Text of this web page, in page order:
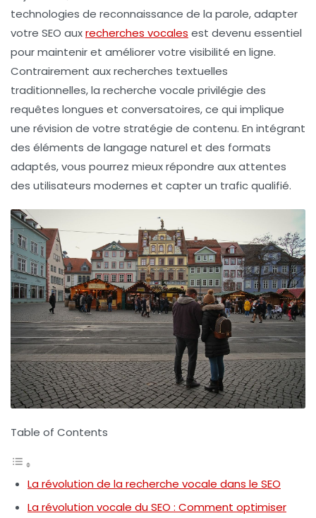
technologies de reconnaissance de la parole,adapter
votre SEO auxrecherches vocales est devenu essentiel
pour maintenir et améliorer votre visibilité en ligne.
Contrairement aux recherches textuelles
traditionnelles, la recherche vocale privilégie des
requêtes longues et conversatoires, ce qui implique
une révision de votre stratégie de contenu. En intégrant
des éléments de langage naturel et des formats
adaptés, vous pourrez mieux répondre aux attentes
des utilisateurs modernes et capter un trafic qualifié.
Table of Contents
La révolution de la recherche vocale dans le SEO
La révolution vocale du SEO : Comment optimiser